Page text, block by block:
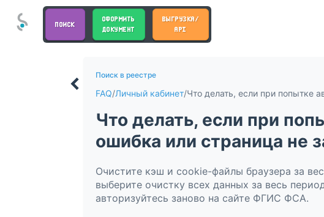
ПОИСК
ОФОРМИТЬ
ДОКУМЕНТ
ВЫГРУЗКА/
API
Поиск в реестре
FAQ/Личный кабинет/
Что делать, если при
ошибка или страница не
Очистите кэш и cookie-файлы браузера за
выберите очистку всех данных за весь
авторизуйтесь заново на сайте ФГИС ФСА.